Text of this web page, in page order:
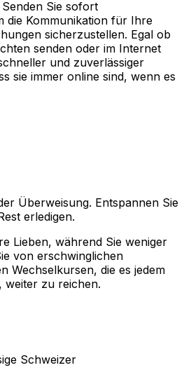
Sie sofort
die Kommunikation für Ihre
sicherzustellen. Egal ob
senden oder im Internet
und zuverlässiger
sie immer online sind, wenn es
Überweisung. Entspannen Sie
erledigen.
Lieben, während Sie weniger
von erschwinglichen
Wechselkursen, die es jedem
weiter zu reichen.
Schweizer